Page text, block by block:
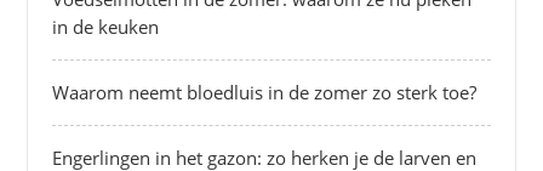
in de keuken
Waarom neemt bloedluis in de zomer zo sterk toe?
Engerlingen in het gazon: zo herken je de larven en